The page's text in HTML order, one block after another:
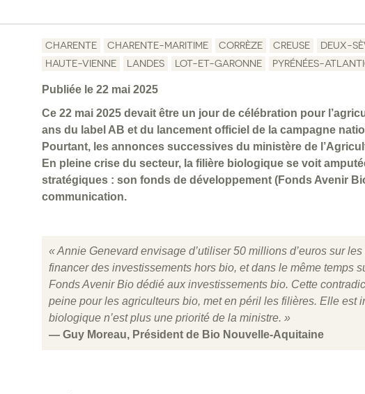
CHARENTE CHARENTE-MARITIME CORRÈZE CREUSE DEUX-
HAUTE-VIENNE
LANDES LOT-ET-GARONNE PYRÉNÉES-
Publiée le 22 mai 2025
Ce 22 mai 2025 devait être un jour de célébration pour
ans du label AB et du lancement officiel de la campagne
Pourtant, les annonces successives du ministère de
En pleine crise du secteur, la filière biologique se voit
stratégiques : son fonds de développement (Fonds Avenir
communication.
« Annie Genevard envisage d’utiliser 50 millions d’euros sur
financer des investissements hors bio, et dans le même temps
Fonds Avenir Bio dédié aux investissements bio. Cette
peine pour les agriculteurs bio, met en péril les filières. Elle est
biologique n’est plus une priorité de la ministre. »
— Guy Moreau, Président de Bio Nouvelle-Aquitaine